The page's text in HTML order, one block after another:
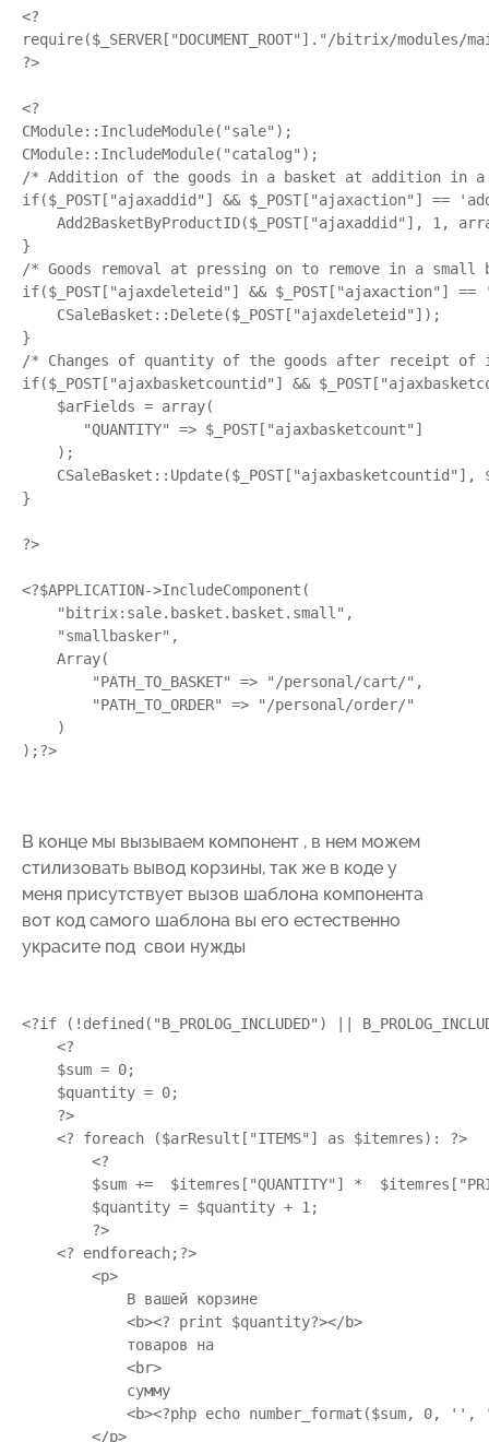
<?
require($_SERVER["DOCUMENT_ROOT"]."/bitrix/
?>
<?
CModule::IncludeModule("sale");
CModule::IncludeModule("catalog");
/* Addition of the goods in a basket at addition in
if($_POST["ajaxaddid"] && $_POST["ajaxaction"] ==
Add2BasketByProductID($_POST["ajaxaddid"], 1,
}
/* Goods removal at pressing on to remove in a small
if($_POST["ajaxdeleteid"] && $_POST["ajaxaction"]
CSaleBasket::Delete($_POST["ajaxdeleteid"]);
}
/* Changes of quantity of the goods after receipt of
if($_POST["ajaxbasketcountid"] &&
$arFields = array(
"QUANTITY" => $_POST["ajaxbasketcount"]
);
CSaleBasket::Update($_POST["ajaxbasketcountid"],
}
?>
<?$APPLICATION->IncludeComponent(
"bitrix:sale.basket.basket.small",
"smallbasker",
Array(
"PATH_TO_BASKET" => "/personal/cart/",
"PATH_TO_ORDER" => "/personal/order/"
)
);?>
В конце мы вызываем компонент , в нем можем
стилизовать вывод корзины, так же в коде у
меня присутствует вызов шаблона компонента
вот код самого шаблона вы его естественно
украсите под свои нужды
<?if (!defined("B_PROLOG_INCLUDED") ||
<?
$sum = 0;
$quantity = 0;
?>
<? foreach ($arResult["ITEMS"] as $itemres): ?>
<?
$sum +=  $itemres["QUANTITY"] *
$quantity = $quantity + 1;
?>
<? endforeach;?>
<p>
В вашей корзине
<b><? print $quantity?></b>
товаров на
<br>
сумму
<b><?php echo number_format($sum, 0, '', '
</p>